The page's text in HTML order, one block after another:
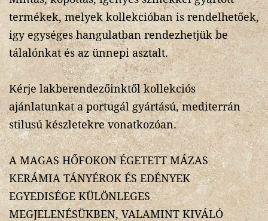
termékek, melyek kollekcióban is rendelhetőek,
igy egységes hangulatban rendezhetjük be
tálalónkat és az ünnepi asztalt.
Kérje lakberendezőinktől kollekciós
ajánlatunkat a portugál gyártású, mediterrán
stilusú készletekre vonatkozóan.
A MAGAS HŐFOKON ÉGETETT MÁZAS
KERÁMIA TÁNYÉROK ÉS EDÉNYEK
EGYEDISÉGE KÜLÖNLEGES
MEGJELENÉSÜKBEN, VALAMINT KIVÁLÓ